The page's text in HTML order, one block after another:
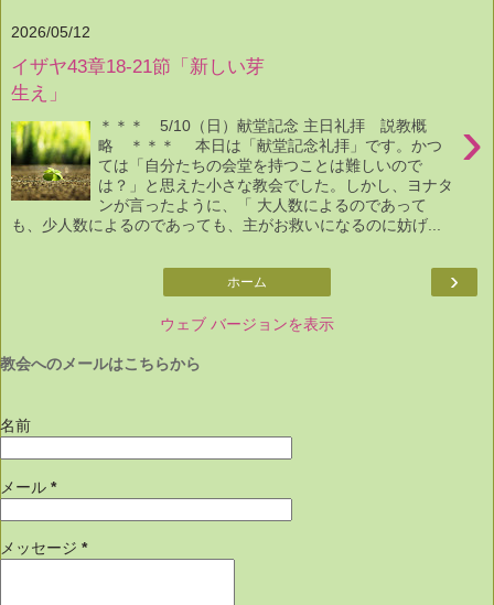
2026/05/12
イザヤ43章18-21節「新しい芽
生え」
›
＊＊＊ 5/10（日）献堂記念 主日礼拝 説教概
略 ＊＊＊ 本日は「献堂記念礼拝」です。かつ
ては「自分たちの会堂を持つことは難しいので
は？」と思えた小さな教会でした。しかし、ヨナタ
ンが言ったように、「 大人数によるのであって
も、少人数によるのであっても、主がお救いになるのに妨げ...
›
ホーム
ウェブ バージョンを表示
教会へのメールはこちらから
名前
メール *
メッセージ *